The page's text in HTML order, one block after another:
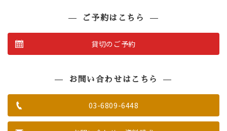
ご予約はこちら
貸切のご予約
お問い合わせはこちら
03-6809-6448